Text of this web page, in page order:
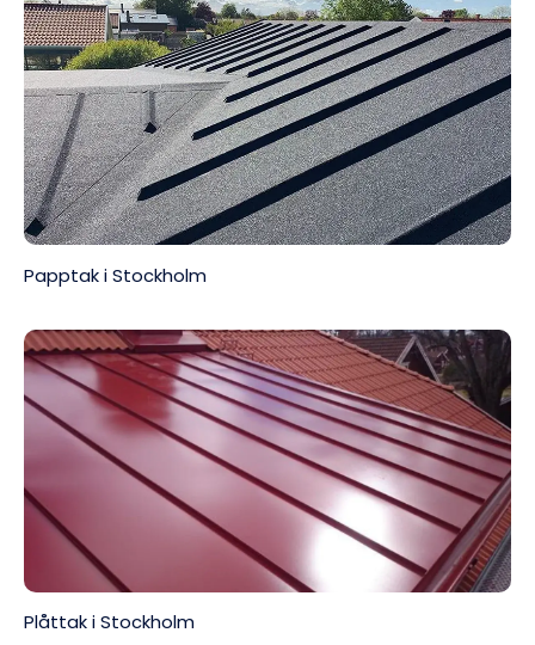
Papptak i Stockholm
Plåttak i Stockholm